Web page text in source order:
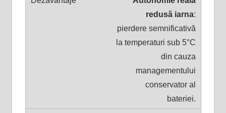
redusă iarna:
pierdere semnificativă
la temperaturi sub 5°C
din cauza
managementului
conservator al
bateriei.